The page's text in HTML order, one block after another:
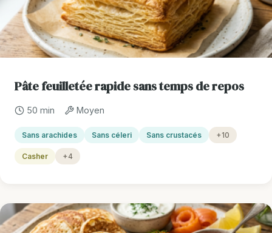
Pâte feuilletée rapide sans temps de repos
50 min Moyen
Sans arachides Sans céleri Sans crustacés +10
Casher +4